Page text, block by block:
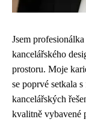
Jsem
kancelářského
prostoru. Moje
se poprvé setkala
kancelářských
kvalitně vybavené